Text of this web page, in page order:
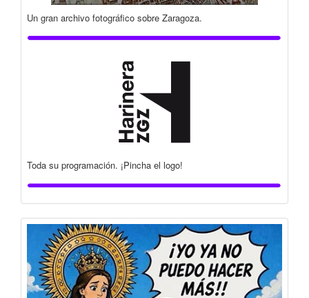
Un gran archivo fotográfico sobre Zaragoza.
Toda su programación. ¡Pincha el logo!